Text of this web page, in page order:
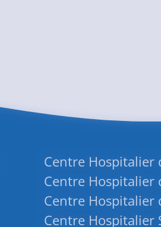
Centre Hospitalier
Centre Hospitalier
Centre Hospitalier
Centre Hospitalier